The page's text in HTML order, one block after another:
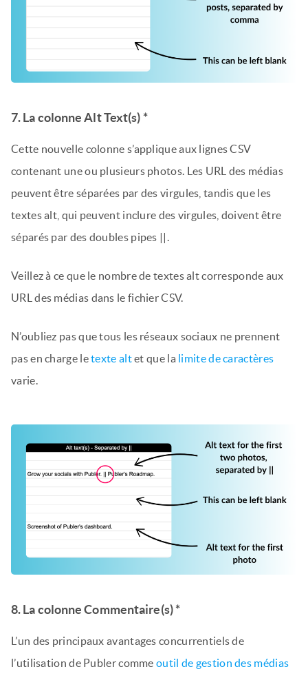
7. La colonne Alt Text(s) *
Cette nouvelle colonne s’applique aux lignes CSV
contenant une ou plusieurs photos. Les URL des médias
peuvent être séparées par des virgules, tandis que les
textes alt, qui peuvent inclure des virgules, doivent être
séparés par des doubles pipes ||.
Veillez à ce que le nombre de textes alt corresponde aux
URL des médias dans le fichier CSV.
N’oubliez pas que tous les réseaux sociaux ne prennent
pas en charge letexte altet que la limite de caractères
varie.
8. La colonne Commentaire(s) *
L’un des principaux avantages concurrentiels de
l’utilisation de Publer commeoutil de gestion des médias